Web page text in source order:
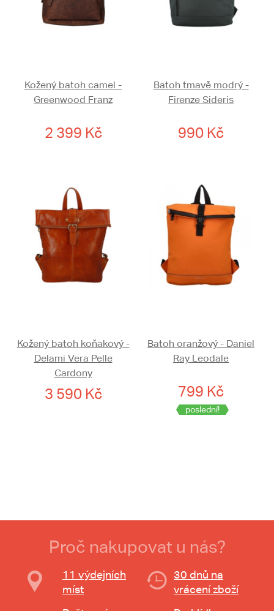
Kožený batoh camel -
Greenwood Franz
2 399 Kč
Batoh tmavě modrý -
Firenze Sideris
990 Kč
Kožený batoh koňakový -
Delami Vera Pelle
Cardony
3 590 Kč
Batoh oranžový - Daniel
Ray Leodale
799 Kč
poslední!
Proč nakupovat u nás?
11 výdejních
míst
30 dnů na
vrácení zboží